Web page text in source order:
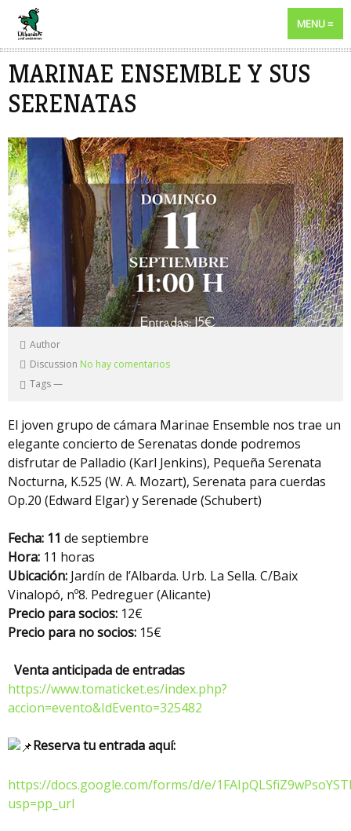
MENU
MARINAE ENSEMBLE Y SUS
SERENATAS
Author
Discussion No hay comentarios
Tags—
El joven grupo de cámara Marinae Ensemble nos trae un
elegante concierto de Serenatas donde podremos
disfrutar de Palladio (Karl Jenkins), Pequeña Serenata
Nocturna, K.525 (W. A. Mozart), Serenata para cuerdas
Op.20 (Edward Elgar) y Serenade (Schubert)
Fecha: 11 de septiembre
Hora: 11 horas
Ubicación: Jardín de l’Albarda. Urb. La Sella. C/Baix
Vinalopó, nº8. Pedreguer (Alicante)
Precio para socios: 12€
Precio para no socios: 15€
Venta anticipada de entradas
https://www.tomaticket.es/index.php?
accion=evento&IdEvento=325482
Reserva tu entrada aquí:
https://docs.google.com/forms/d/e/
usp=pp_url